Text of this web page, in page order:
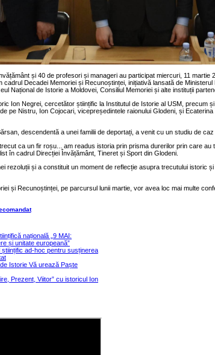
și 40 de profesori și manageri au participat miercuri, 11 martie
cadrul Decadei Memoriei și Recunoștinței, inițiativă lansată de
Național de Istorie a Moldovei, Consiliul Memoriei și alte instituții
Ion Negrei, cercetător științific la Institutul de Istorie al USM, precum
pe Nistru, Ion Cojocari, vicepreședintele raionului Glodeni, și
descendentă a unei familii de deportați, a venit cu un studiu de caz
ca un fir roșu... am readus istoria prin prisma durerilor prin care
în cadrul Direcției Învățământ, Tineret și Sport din Glodeni.
rezoluții și a constituit un moment de reflecție asupra trecutului istoric
și Recunoștinței, pe parcursul lunii martie, vor avea loc mai multe
națională „9 MAI:
și unitate europeană”
științific ad-hoc pentru susținerea
Istorie Vă urează Paște
Prezent, Viitor” cu istoricul Ion